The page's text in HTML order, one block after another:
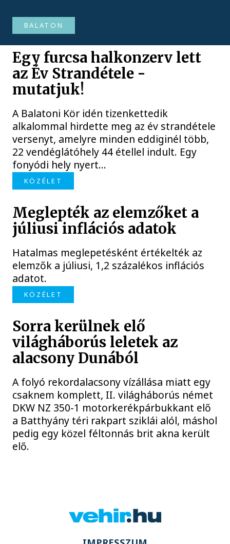
BALATON
Egy furcsa halkonzerv lett
az Év Strandétele -
mutatjuk!
A Balatoni Kör idén tizenkettedik
alkalommal hirdette meg az év strandétele
versenyt, amelyre minden eddiginél több,
22 vendéglátóhely 44 étellel indult. Egy
fonyódi hely nyert...
KÖZÉLET
Meglepték az elemzőket a
júliusi inflációs adatok
Hatalmas meglepetésként értékelték az
elemzők a júliusi, 1,2 százalékos inflációs
adatot.
KÖZÉLET
Sorra kerülnek elő
világháborús leletek az
alacsony Dunából
A folyó rekordalacsony vízállása miatt egy
csaknem komplett, II. világháborús német
DKW NZ 350-1 motorkerékpárbukkant elő
a Batthyány téri rakpart sziklái alól, máshol
pedig egy közel féltonnás brit akna került
elő.